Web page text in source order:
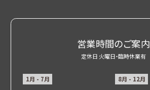
営業時間のご案内
定休日 火曜日・臨時休業有
1月 - 7月
8月 - 12月